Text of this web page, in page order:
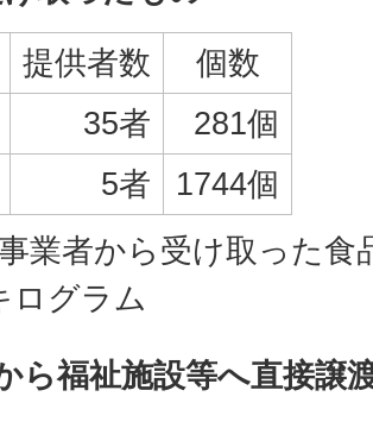
提供者数
個数
35者
281個
5者
1744個
業者から受け取った食
ログラム
ら福祉施設等へ直接譲